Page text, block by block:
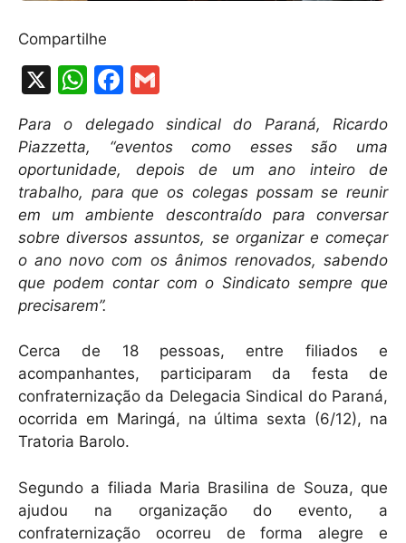
Compartilhe
X
W
h
at
s
A
p
p
F
c
e
b
o
o
k
m
ai
l
Para o delegado sindical do Paraná, Ricardo
Piazzetta, “eventos como esses são uma
oportunidade, depois de um ano inteiro de
trabalho, para que os colegas possam se reunir
em um ambiente descontraído para conversar
sobre diversos assuntos, se organizar e começar
o ano novo com os ânimos renovados, sabendo
que podem contar com o Sindicato sempre que
precisarem”.
Cerca de 18 pessoas, entre filiados e
acompanhantes, participaram da festa de
confraternização da Delegacia Sindical do Paraná,
ocorrida em Maringá, na última sexta (6/12), na
Tratoria Barolo.
Segundo a filiada Maria Brasilina de Souza, que
ajudou na organização do evento, a
confraternização ocorreu de forma alegre e